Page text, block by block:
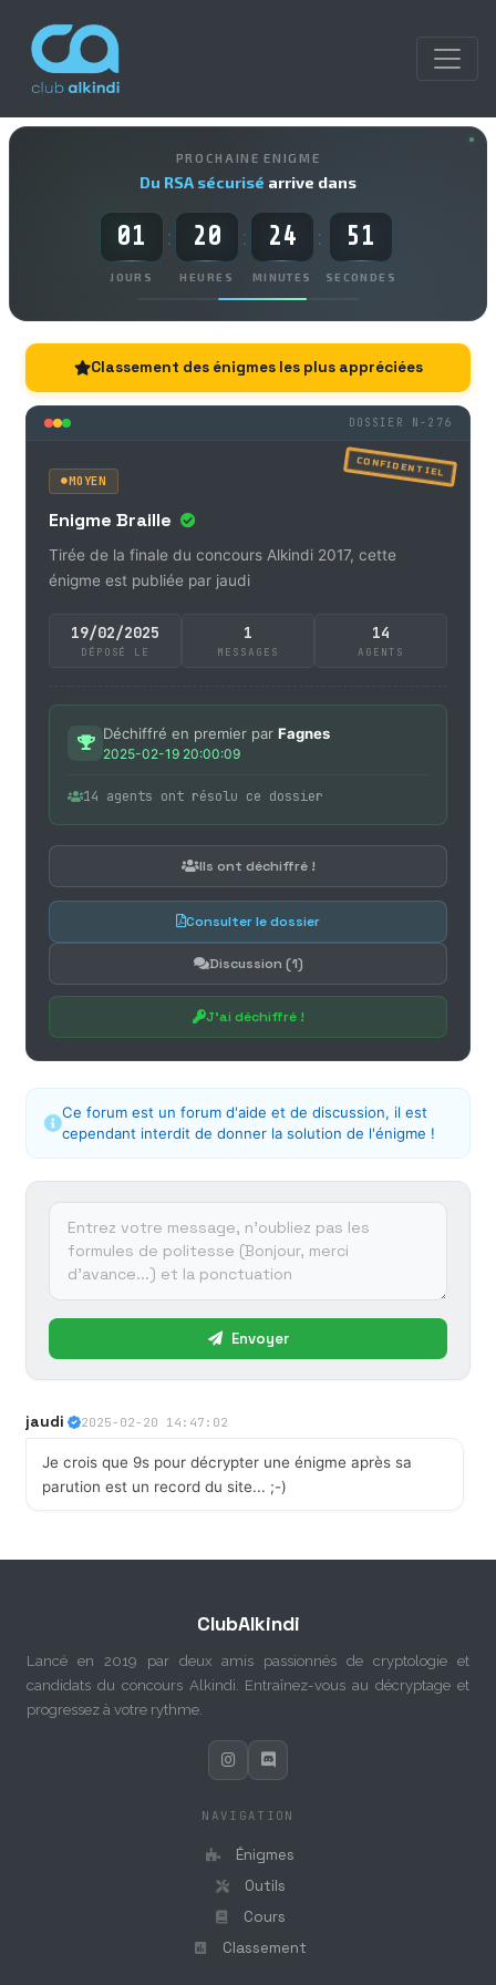
PROCHAINE ENIGME
Du RSA sécurisé arrive dans
01
JOURS
: 20
HEURES
: 24
MINUTES
: 51
SECONDES
Classement des énigmes les plus appréciées
DOSSIER N-276
CONFIDENTIEL
MOYEN
Enigme Braille
Tirée de la finale du concours Alkindi 2017, cette
énigme est publiée par jaudi
19/02/2025
DÉPOSÉ LE
1
MESSAGES
14
AGENTS
Déchiffré en premier par Fagnes
2025-02-19 20:00:09
14 agents ont résolu ce dossier
Ils ont déchiffré !
Consulter le dossier
Discussion (1)
J'ai déchiffré !
Ce forum est un forum d'aide et de discussion, il est
cependant interdit de donner la solution de l'énigme !
Envoyer
jaudi 2025-02-20 14:47:02
Je crois que 9s pour décrypter une énigme après sa
parution est un record du site... ;-)
ClubAlkindi
Lancé en 2019 par deux amis passionnés de cryptologie et
candidats du concours Alkindi. Entraînez-vous au décryptage et
progressez à votre rythme.
NAVIGATION
Énigmes
Outils
Cours
Classement